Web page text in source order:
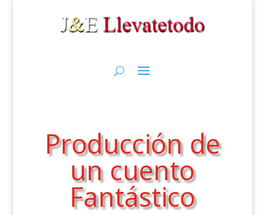
Producción de
un cuento
Fantástico